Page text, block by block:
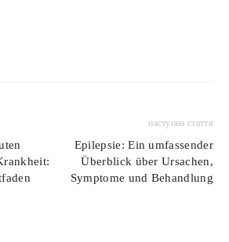
наступна стаття
Epilepsie: Ein umfassender
Überblick über Ursachen,
Symptome und Behandlung